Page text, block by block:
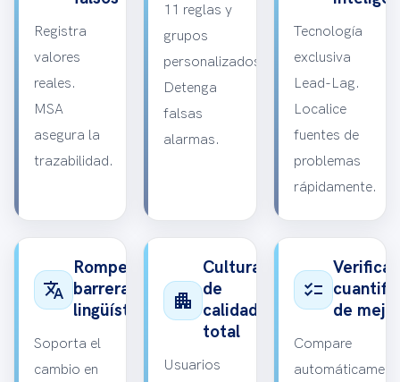
Registra
valores
reales.
MSA
asegura la
trazabilidad.
11 reglas y
grupos
personalizados.
Detenga
falsas
alarmas.
Tecnología
exclusiva
Lead-Lag.
Localice
fuentes de
problemas
rápidamente.
translate
Romper
barreras
lingüísticas
Soporta el
cambio en
apartment
Cultura
de
calidad
total
Usuarios
checklist
de
Compare